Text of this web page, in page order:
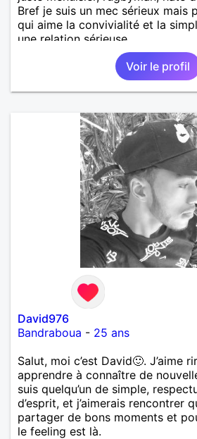
Bref je suis un mec sérieux mais
qui aime la convivialité et la
une relation sérieuse.
Voir le profil
David976
Bandraboua - 25 ans
Salut, moi c’est David🙂. J’aime
apprendre à connaître de
suis quelqu’un de simple,
d’esprit, et j’aimerais rencontrer
partager de bons moments et
le feeling est là.